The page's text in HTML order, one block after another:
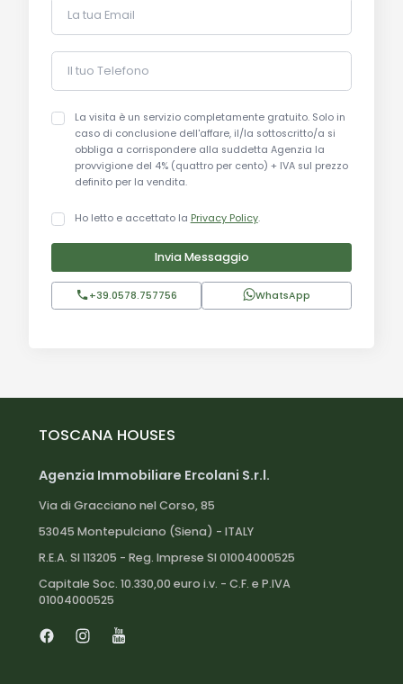
che offre una vista panoramica mozzafiato sulla
campagna circostante. La Chiesa di San Martino
è un altro punto di riferimento storico, risalente al
XIII secolo. Roccastrada è famosa anche per i
suoi eventi culturali e gastronomici, come le sagre
che celebrano i prodotti locali, tra cui l'olio d'oliva
e il vino.
incantevoli, con numerosi sentieri escursionistici e
riserve naturali come la Riserva Naturale Farma. La
vicinanza al Parco Naturale della Maremma offre
ulteriori opportunità per attività all'aperto come
trekking, birdwatching e passeggiate a cavallo.
Centro di Roccastrada: 10 km
Siena: 65 km
Firenze: 110 km
Aeroporto di Pisa: 130 km
Mare (Follonica): 45 km
Montalcino: 70 km
Parco Naturale della Maremma: 50 km
Terme di Saturnia: 80 km
La tua Email
Il tuo Telefono
La visita è un servizio completamente gratuito. Solo in
caso di conclusione dell'affare, il/la sottoscritto/a si
obbliga a corrispondere alla suddetta Agenzia la
provvigione del 4% (quattro per cento) + IVA sul prezzo
definito per la vendita.
Ho letto e accettato la Privacy Policy.
Invia Messaggio
+39.0578.757756 WhatsApp
TOSCANA HOUSES
Agenzia Immobiliare Ercolani S.r.l.
Via di Gracciano nel Corso, 85
53045 Montepulciano (Siena) - ITALY
R.E.A. SI 113205 - Reg. Imprese SI 01004000525
Capitale Soc. 10.330,00 euro i.v. - C.F. e P.IVA
01004000525